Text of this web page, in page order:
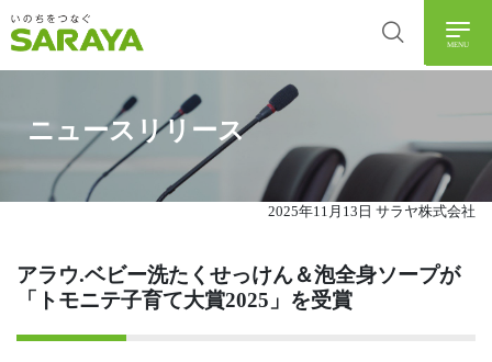
MENU
ニュースリリース
2025年11月13日 サラヤ株式会社
アラウ.ベビー洗たくせっけん＆泡全身ソープが
「トモニテ子育て大賞2025」を受賞